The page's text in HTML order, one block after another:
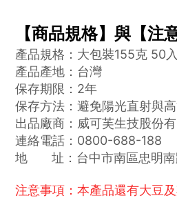
【商品規格】與【注
產品規格： 大包裝155克 50
產品產地 ：台灣
保存期限：2年
保存方法：避免陽光直射與高
出品廠商：威可芙生技股份
連絡電話：0800-688-188
地 址：台中市南區忠明南
注意事項：本產品還有大豆